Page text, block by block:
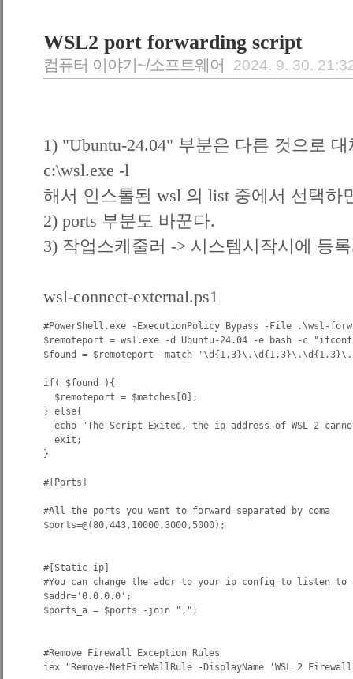
WSL2 port forwarding script
컴퓨터 이야기~/소프트웨어 2024. 9. 30.
1) "Ubuntu-24.04" 부분은 다른 것으로
c:\wsl.exe -l
해서 인스톨된 wsl 의 list 중에서 선택하
2) ports 부분도 바꾼다.
3) 작업스케줄러 -> 시스템시작시에 등
wsl-connect-external.ps1
#PowerShell.exe -ExecutionPolicy Bypass -File .\wsl-
$remoteport = wsl.exe -d Ubuntu-24.04 -e bash -c
$found = $remoteport -match
if( $found ){
  $remoteport = $matches[0];
} else{
echo "The Script Exited, the ip address of WSL 2
  exit;
}
#[Ports]
#All the ports you want to forward separated by coma
$ports=@(80,443,10000,3000,5000);
#[Static ip]
#You can change the addr to your ip config to listen to
$addr='0.0.0.0';
$ports_a = $ports -join ",";
#Remove Firewall Exception Rules
iex "Remove-NetFireWallRule -DisplayName 'WSL 2